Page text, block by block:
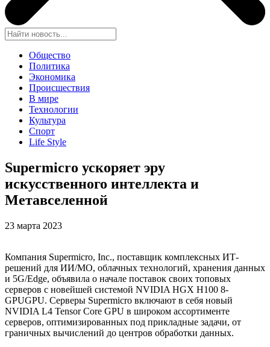
Общество
Политика
Экономика
Происшествия
В мире
Технологии
Культура
Спорт
Life Style
Supermicro ускоряет эру
искусственного интеллекта и
Метавселенной
23 марта 2023
Компания Supermicro, Inc., поставщик комплексных ИТ-
решений для ИИ/МО, облачных технологий, хранения данных
и 5G/Edge, объявила о начале поставок своих топовых
серверов с новейшей системой NVIDIA HGX H100 8-
GPUGPU. Серверы Supermicro включают в себя новый
NVIDIA L4 Tensor Core GPU в широком ассортименте
серверов, оптимизированных под прикладные задачи, от
граничных вычислений до центров обработки данных.